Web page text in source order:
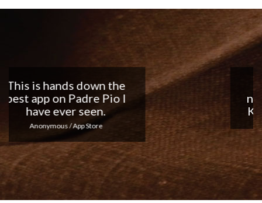
Nice app, I love the
notifications every day...
Keep up the good work!